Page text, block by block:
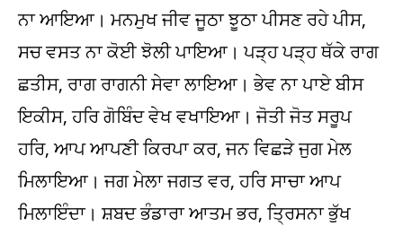
ਨਾ ਆਇਆ। ਮਨਮੁਖ ਜੀਵ ਜੂਠਾ ਝੂਠਾ ਪੀਸਣ ਰਹੇ ਪੀਸ,
ਸਚ ਵਸਤ ਨਾ ਕੋਈ ਝੋਲੀ ਪਾਇਆ। ਪੜ੍ਹ ਪੜ੍ਹ ਥੱਕੇ ਰਾਗ
ਛਤੀਸ, ਰਾਗ ਰਾਗਨੀ ਸੇਵਾ ਲਾਇਆ। ਭੇਵ ਨਾ ਪਾਏ ਬੀਸ
ਇਕੀਸ, ਹਰਿ ਗੋਬਿੰਦ ਵੇਖ ਵਖਾਇਆ। ਜੋਤੀ ਜੋਤ ਸਰੂਪ
ਹਰਿ, ਆਪ ਆਪਣੀ ਕਿਰਪਾ ਕਰ, ਜਨ ਵਿਛੜੇ ਜੁਗ ਮੇਲ
ਮਿਲਾਇਆ। ਜਗ ਮੇਲਾ ਜਗਤ ਵਰ, ਹਰਿ ਸਾਚਾ ਆਪ
ਮਿਲਾਇੰਦਾ। ਸ਼ਬਦ ਭੰਡਾਰਾ ਆਤਮ ਭਰ, ਤ੍ਰਿਸਨਾ ਭੁੱਖ